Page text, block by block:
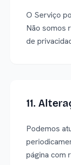
O Serviço
Não somos
de
11.
Podemos
página com